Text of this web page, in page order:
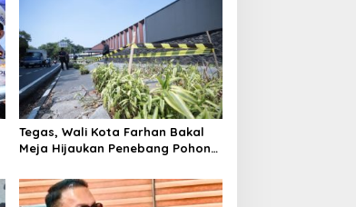
Tegas, Wali Kota Farhan Bakal
Meja Hijaukan Penebang Pohon